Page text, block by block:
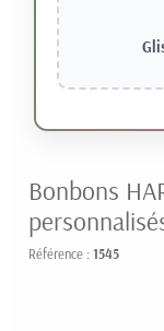
Bonbons
Référence : 1545